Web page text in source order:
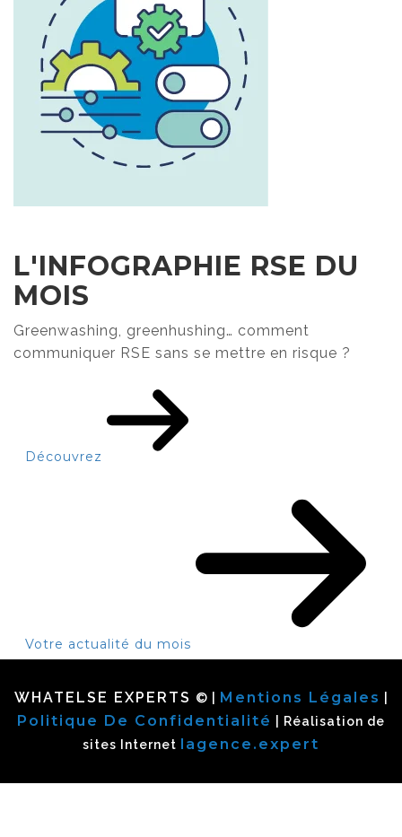
L'INFOGRAPHIE RSE DU
MOIS
Greenwashing, greenhushing… comment
communiquer RSE sans se mettre en risque ?
Découvrez
Votre actualité du mois
WHATELSE EXPERTS © | Mentions Légales
Politique De Confidentialité
| Réalisation de
sites Internet lagence.expert